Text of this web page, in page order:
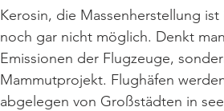
Kerosin, die Massenherstellung
noch gar nicht möglich. Denkt
Emissionen der Flugzeuge,
Mammutprojekt. Flughäfen
abgelegen von Großstädten in